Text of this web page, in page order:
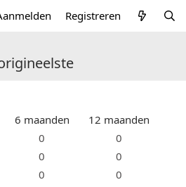
Registreren
6 maanden
12 maanden
0
0
0
0
0
0